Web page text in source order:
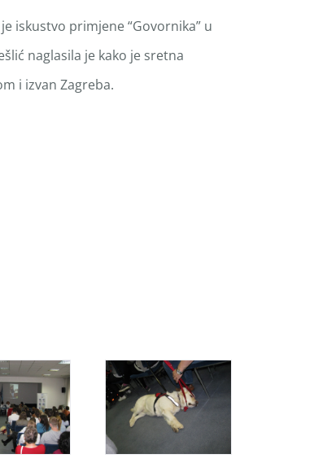
iskustvo primjene “Govornika” u
naglasila je kako je sretna
i izvan Zagreba.